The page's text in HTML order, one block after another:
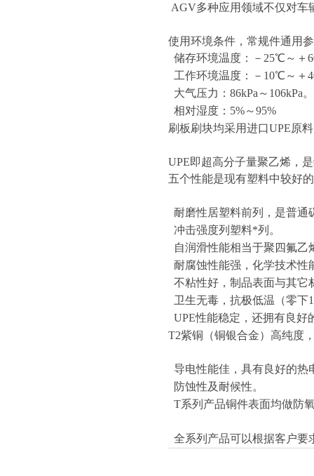
AGV多种应用领域不仅对车
使用环境条件，常规件通用
储存环境温度：－25℃～＋
工作环境温度：－10℃～
大气压力：86kPa～106kPa。
相对湿度：5%～95%
刷板刷块均采用进口UPE原
UPE即超高分子量聚乙烯，
五个性能是现有塑料中较好
耐磨性居塑料前列，是普通
冲击强度列塑料*列。
自润滑性能相当于聚四氟乙
耐腐蚀性能强，化学技术性
不粘性好，制品表面与其它
卫生无毒，抗极低温（零下
UPE性能稳定，还拥有良好
T2紫铜（铜银合金）高纯度
导电性能佳，具有良好的热
防蚀性及耐候性。
T系列产品铜件表面均做防
全系列产品可以根据客户要